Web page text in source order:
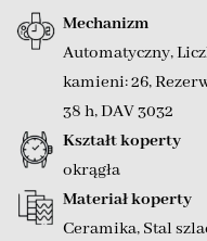
Mechanizm
Automatyczny,
kamieni: 26,
38 h,DAV 3032
Kształt koperty
okrągła
Materiał koperty
Ceramika, Stal